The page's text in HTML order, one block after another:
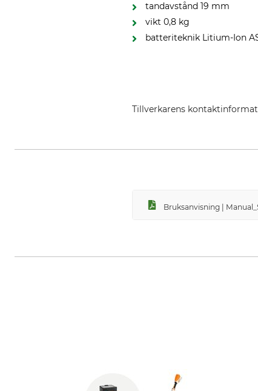
tandavstånd 19 mm
vikt 0,8 kg
batteriteknik Litium-Ion
Tillverkarens
Bruksanvisning |